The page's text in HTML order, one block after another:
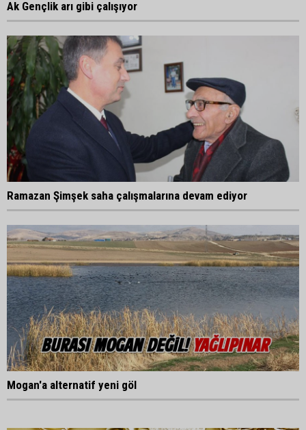
Ak Gençlik arı gibi çalışıyor
Ramazan Şimşek saha çalışmalarına devam ediyor
Mogan'a alternatif yeni göl